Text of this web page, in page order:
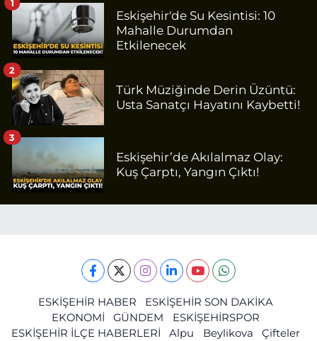
Eskişehir'de Su Kesintisi: 10
Mahalle Durumdan
Etkilenecek
1
Türk Müziğinde Derin Üzüntü:
Usta Sanatçı Hayatını Kaybetti!
2
Eskişehir’de Akılalmaz Olay:
Kuş Çarptı, Yangın Çıktı!
3
ESKİŞEHİR HABER
ESKİŞEHİR SON DAKİKA
EKONOMİ
GÜNDEM
ESKİŞEHİRSPOR
ESKİŞEHİR İLÇE HABERLERİ
Alpu Beylikova
Çifteler